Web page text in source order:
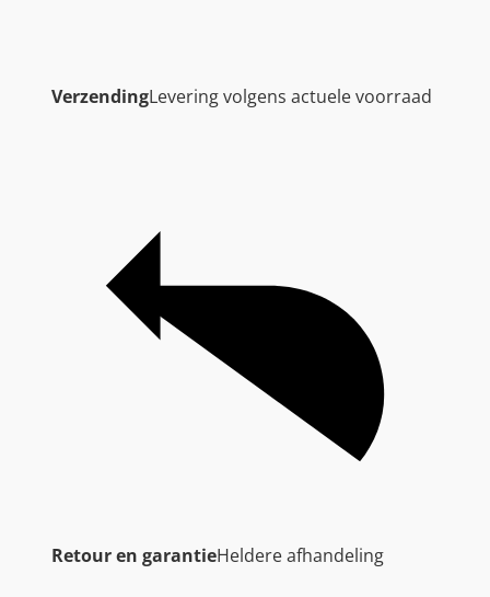
VerzendingLevering volgens actuele voorraad
Retour en garantieHeldere afhandeling